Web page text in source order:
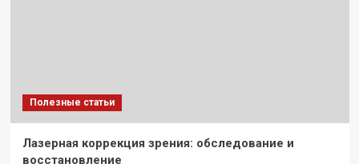
Полезные статьи
Лазерная коррекция зрения: обследование и
восстановление